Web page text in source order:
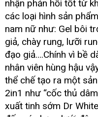
chong
xuat
tinh
som
Dr
White
rotated
-
Cốc
thủ
luận
Quốc
nhận phản hồi tốt từ
các loại hình sản phẩm
nam nữ như: Gel bôi
giảtại
nhà
, chày runggiá
bán
, lưỡi
đạo giả….Chính vì bề
nhân viên hùng hậu
thể chế tạo ra một
2in1 như “cốc thủ
xuất tinh sớm Dr